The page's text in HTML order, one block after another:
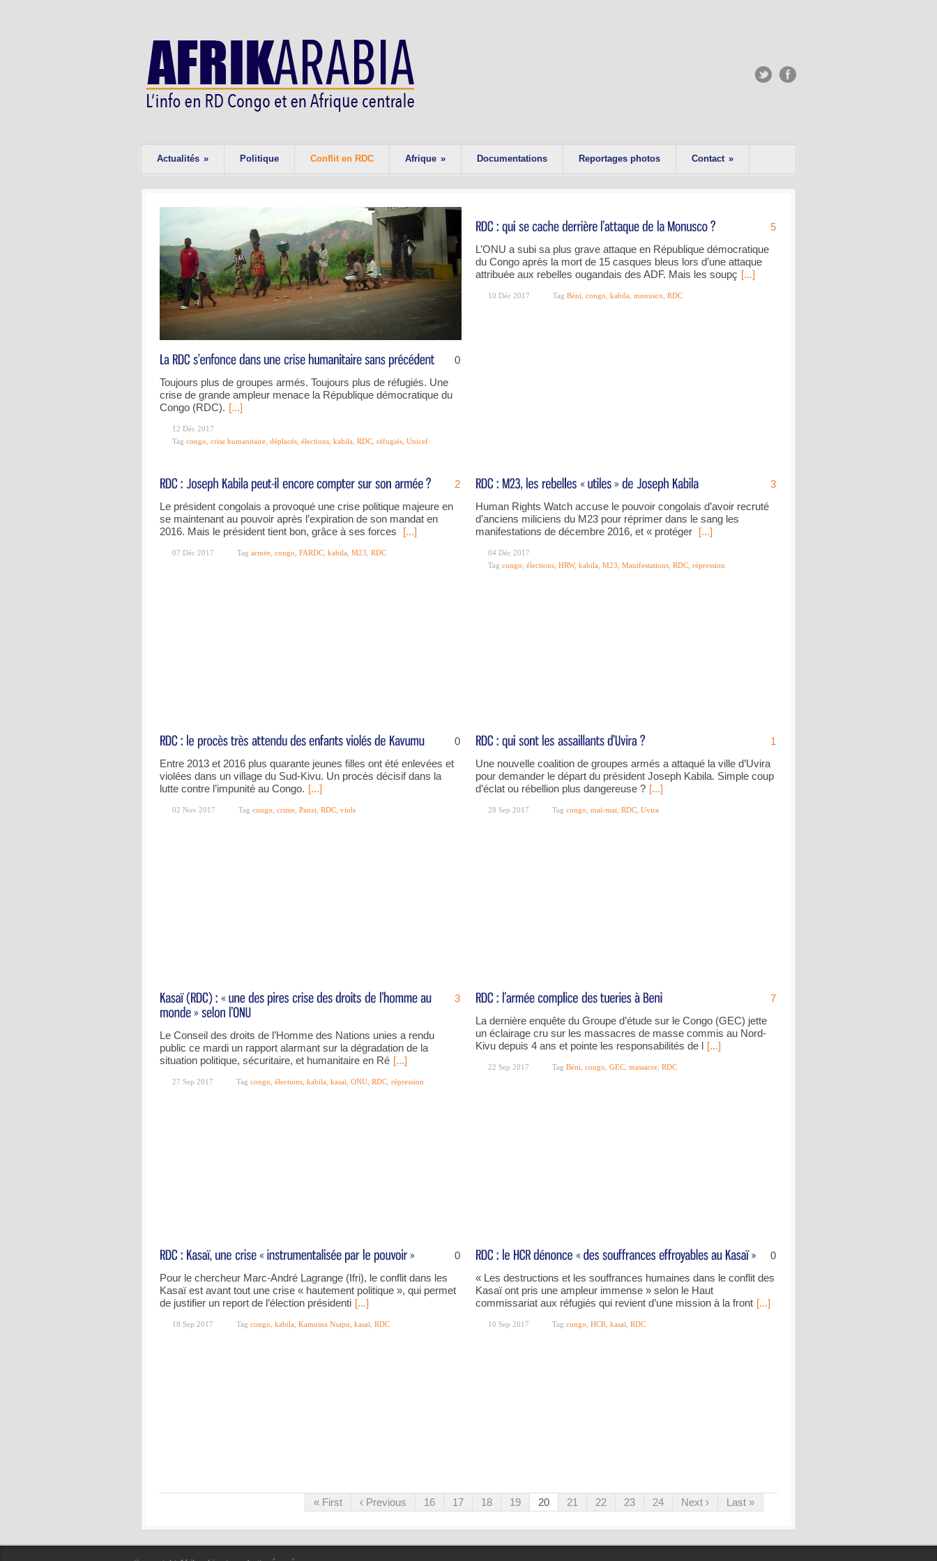
Actualités » Politique Conflit en RDC Afrique » Documentations Reportages photos Contact »
0
Toujours plus de groupes armés. Toujours plus de réfugiés. Une
crise de grande ampleur menace la République démocratique du
Congo (RDC). [...]
12 Déc 2017
Tag congo crise humanitaire déplacés élections kabila RDC réfugiés Unicef
5
L’ONU a subi sa plus grave attaque en République démocratique
du Congo après la mort de 15 casques bleus lors d’une attaque
attribuée aux rebelles ougandais des ADF. Mais les soupç [...]
10 Déc 2017 Tag Béni congo kabila monusco RDC
2
Le président congolais a provoqué une crise politique majeure en
se maintenant au pouvoir après l’expiration de son mandat en
2016. Mais le président tient bon, grâce à ses forces
[...]
07 Déc 2017 Tag armée congo FARDC kabila M23 RDC
3
Human Rights Watch accuse le pouvoir congolais d’avoir recruté
d’anciens miliciens du M23 pour réprimer dans le sang les
manifestations de décembre 2016, et « protéger [...]
04 Déc 2017
Tag congo élections HRW, kabila M23 Manifestations RDC répression
0
Entre 2013 et 2016 plus quarante jeunes filles ont été enlevées et
violées dans un village du Sud-Kivu. Un procès décisif dans la
lutte contre l’impunité au Congo. [...]
02 Nov 2017 Tag congo crime Panzi RDC viols
1
Une nouvelle coalition de groupes armés a attaqué la ville d’Uvira
pour demander le départ du président Joseph Kabila. Simple coup
d’éclat ou rébellion plus dangereuse ? [...]
28 Sep 2017 Tag congo maï-maï RDC Uvira
3
Le Conseil des droits de l’Homme des Nations unies a rendu
public ce mardi un rapport alarmant sur la dégradation de la
situation politique, sécuritaire, et humanitaire en Ré [...]
27 Sep 2017 Tag congo élections kabila kasaï ONU RDC répression
7
La dernière enquête du Groupe d’étude sur le Congo (GEC) jette
un éclairage cru sur les massacres de masse commis au Nord-
Kivu depuis 4 ans et pointe les responsabilités de l [...]
22 Sep 2017 Tag Béni congo GEC massacre RDC
0
Pour le chercheur Marc-André Lagrange (Ifri), le conflit dans les
Kasaï est avant tout une crise « hautement politique », qui permet
de justifier un report de l’élection présidenti [...]
18 Sep 2017 Tag congo kabila Kamuina Nsapu kasaï RDC
0
« Les destructions et les souffrances humaines dans le conflit des
Kasaï ont pris une ampleur immense » selon le Haut
commissariat aux réfugiés qui revient d’une mission à la front [...]
10 Sep 2017 Tag congo HCR kasaï RDC
« First ‹ Previous 16 17 18 19 20 21 22 23 24 Next › Last »